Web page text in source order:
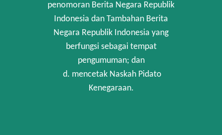
penomoran Berita Negara Republik
Indonesia dan Tambahan Berita
Negara Republik Indonesia yang
berfungsi sebagai tempat
pengumuman; dan
d. mencetak Naskah Pidato
Kenegaraan.